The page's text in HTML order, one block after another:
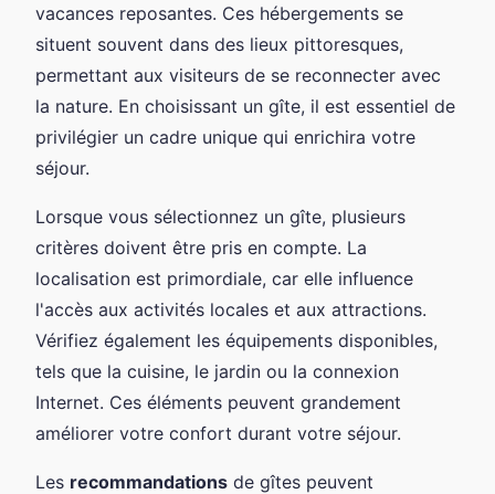
vacances reposantes. Ces hébergements se
situent souvent dans des lieux pittoresques,
permettant aux visiteurs de se reconnecter avec
la nature. En choisissant un gîte, il est essentiel de
privilégier un cadre unique qui enrichira votre
séjour.
Lorsque vous sélectionnez un gîte, plusieurs
critères doivent être pris en compte. La
localisation est primordiale, car elle influence
l'accès aux activités locales et aux attractions.
Vérifiez également les équipements disponibles,
tels que la cuisine, le jardin ou la connexion
Internet. Ces éléments peuvent grandement
améliorer votre confort durant votre séjour.
Les recommandations de gîtes peuvent